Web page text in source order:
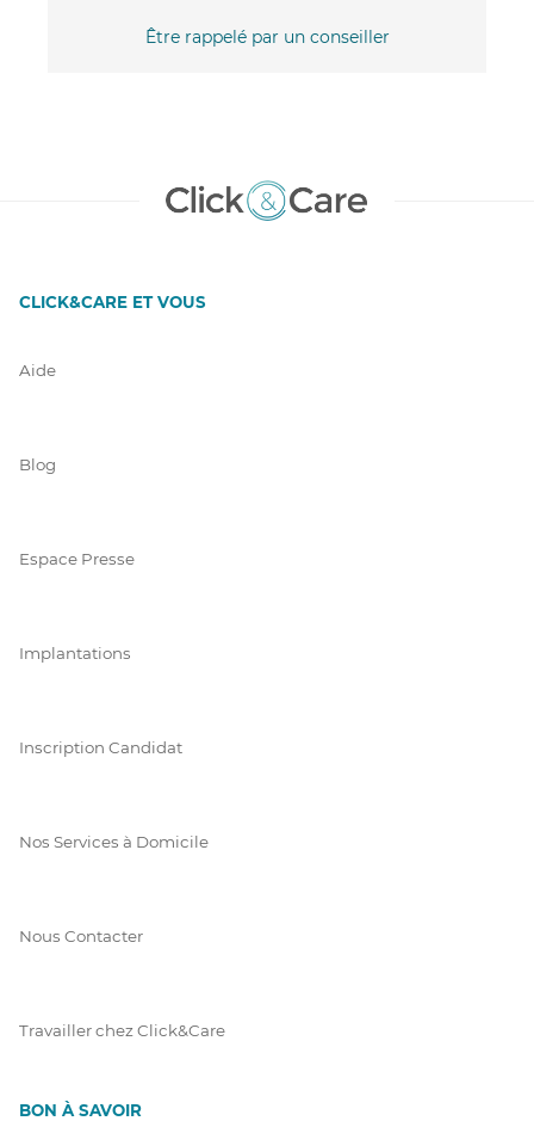
Être rappelé par un conseiller
CLICK&CARE ET VOUS
Aide
Blog
Espace Presse
Implantations
Inscription Candidat
Nos Services à Domicile
Nous Contacter
Travailler chez Click&Care
BON À SAVOIR